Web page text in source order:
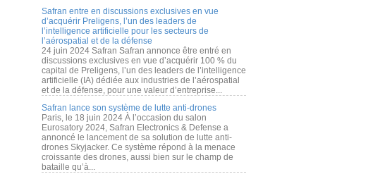
Safran entre en discussions exclusives en vue
d’acquérir Preligens, l’un des leaders de
l’intelligence artificielle pour les secteurs de
l’aérospatial et de la défense
24 juin 2024 Safran Safran annonce être entré en
discussions exclusives en vue d’acquérir 100 % du
capital de Preligens, l’un des leaders de l’intelligence
artificielle (IA) dédiée aux industries de l’aérospatial
et de la défense, pour une valeur d’entreprise...
Safran lance son système de lutte anti-drones
Paris, le 18 juin 2024 À l’occasion du salon
Eurosatory 2024, Safran Electronics & Defense a
annoncé le lancement de sa solution de lutte anti-
drones Skyjacker. Ce système répond à la menace
croissante des drones, aussi bien sur le champ de
bataille qu’à...